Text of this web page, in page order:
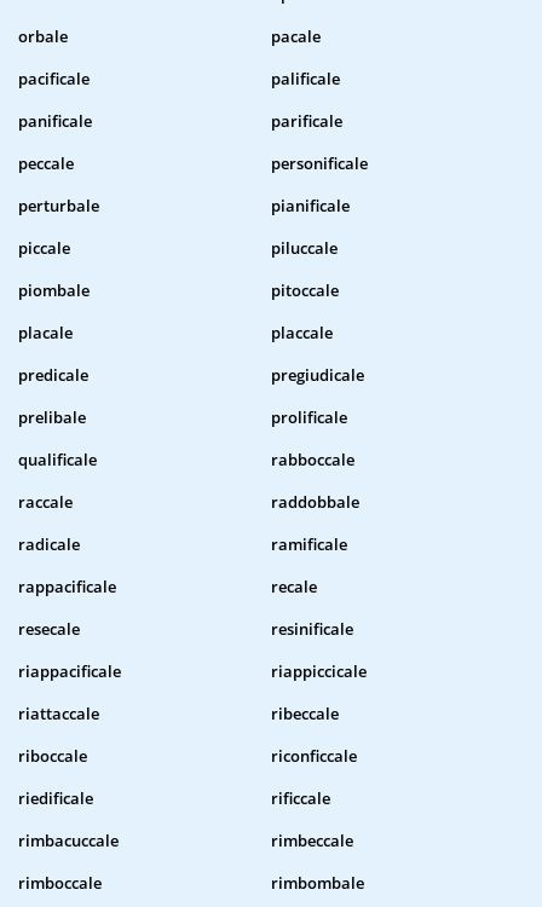
orbale
pacale
pacificale
palificale
panificale
parificale
peccale
personificale
perturbale
pianificale
piccale
piluccale
piombale
pitoccale
placale
placcale
predicale
pregiudicale
prelibale
prolificale
qualificale
rabboccale
raccale
raddobbale
radicale
ramificale
rappacificale
recale
resecale
resinificale
riappacificale
riappiccicale
riattaccale
ribeccale
riboccale
riconficcale
riedificale
rificcale
rimbacuccale
rimbeccale
rimboccale
rimbombale